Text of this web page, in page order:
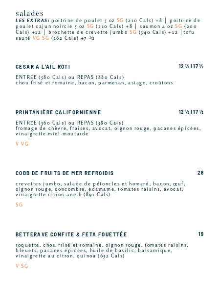
salades
LES EXTRAS: poitrine de poulet 5 oz SG (210 Cals) +8 │ poitrine de
poulet cajun noircie 5 oz SG (210 Cals) +8 │ saumon 4 ozSG (200
Cals) +12 │ brochette de crevette jumbo SG (340 Cals) +12 │tofu
sauté VG SG (162 Cals) +7 ½
CÉSAR À L'AIL RÔTI
ENTRÉE (580 Cals) ou REPAS (880 Cals)
chou frisé et romaine, bacon, parmesan, asiago, croûtons
12 ½ I 17 ½
PRINTANIÈRE CALIFORNIENNE
ENTRÉE (360 Cals) ou REPAS (580 Cals)
fromage de chèvre, fraises, avocat, oignon rouge, pacanes épicées,
vinaigrette miel-moutarde
V VG
12 ½ I 17 ½
COBB DE FRUITS DE MER REFROIDIS
crevettes jumbo, salade de pétoncles et homard, bacon, œuf,
oignon rouge, concombre, edamame, tomates raisins, avocat,
vinaigrette citron-aneth (891 Cals)
SG
28
BETTERAVE CONFITE & FETA FOUETTÉE
roquette, chou frisé et romaine, oignon rouge, tomates raisins,
bleuets, pacanes épicées, huile de basilic, balsamique,
vinaigrette au citron, quinoa (632 Cals)
V SG
19